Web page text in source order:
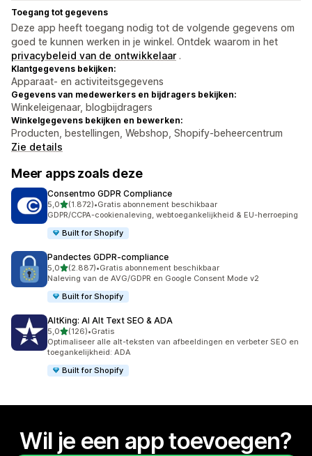
Toegang tot gegevens
Deze app heeft toegang nodig tot de volgende gegevens om
goed te kunnen werken in je winkel. Ontdek waarom in het
privacybeleid van de ontwikkelaar .
Klantgegevens bekijken:
Apparaat- en activiteitsgegevens
Gegevens van medewerkers en bijdragers bekijken:
Winkeleigenaar, blogbijdragers
Winkelgegevens bekijken en bewerken:
Producten, bestellingen, Webshop, Shopify-beheercentrum
Zie details
Meer apps zoals deze
Consentmo GDPR Compliance
5,0van 5 sterren
(1.872)
1872 recensies in totaal
•Gratis abonnement beschikbaar
GDPR/CCPA-cookienaleving, webtoegankelijkheid & EU-herroeping
Built for Shopify
Pandectes GDPR‑compliance
5,0van 5 sterren
(2.887)
2887 recensies in totaal
•Gratis abonnement beschikbaar
Naleving van de AVG/GDPR en Google Consent Mode v2
Built for Shopify
AltKing: AI Alt Text SEO & ADA
5,0van 5 sterren
(126)
126 recensies in totaal
•Gratis
Optimaliseer alle alt-teksten van afbeeldingen en verbeter SEO en
toegankelijkheid: ADA
Built for Shopify
Wil je een app toevoegen?